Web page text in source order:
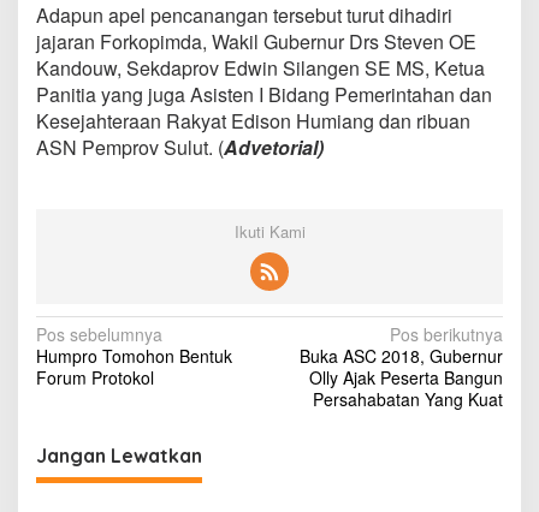
Adapun apel pencanangan tersebut turut dihadiri
jajaran Forkopimda, Wakil Gubernur Drs Steven OE
Kandouw, Sekdaprov Edwin Silangen SE MS, Ketua
Panitia yang juga Asisten I Bidang Pemerintahan dan
Kesejahteraan Rakyat Edison Humiang dan ribuan
ASN Pemprov Sulut. (Advetorial)
Ikuti Kami
N
a
i
g
Pos sebelumnya
Humpro Tomohon Bentuk
Forum Protokol
Pos berikutnya
Buka ASC 2018, Gubernur
Olly Ajak Peserta Bangun
Persahabatan Yang Kuat
Jangan Lewatkan